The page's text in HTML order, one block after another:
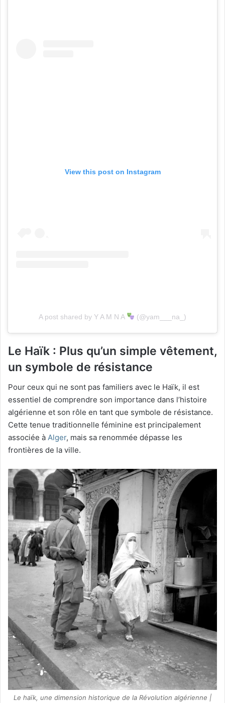
View this post on Instagram
A post shared by Y A M N A (@yam___na_)
Le Haïk : Plus qu’un simple vêtement,
un symbole de résistance
Pour ceux qui ne sont pas familiers avec le Haïk, il est
essentiel de comprendre son importance dans l’histoire
algérienne et son rôle en tant que symbole de résistance.
Cette tenue traditionnelle féminine est principalement
associée à Alger, mais sa renommée dépasse les
frontières de la ville.
Le haïk, une dimension historique de la Révolution algérienne |